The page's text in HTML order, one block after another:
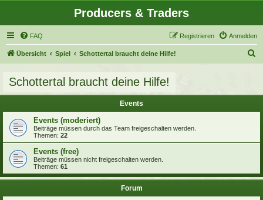
Producers & Traders
FAQ Anmelden
Registrieren
Übersicht Spiel Schottertal braucht deine Hilfe!
h
Schottertal braucht deine Hilfe!
Events
Events (moderiert)
Beiträge müssen durch das Team freigeschalten werden.
Themen: 22
Events (free)
Beiträge müssen nicht freigeschalten werden.
Themen: 61
Forum